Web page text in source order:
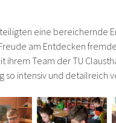
eine bereichernde
am Entdecken
ihrem Team der TU
so intensiv und detailreich